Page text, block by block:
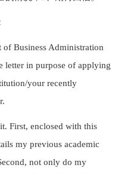
Business Administration
in purpose of applying
your recently
First, enclosed with this
my previous academic
not only do my